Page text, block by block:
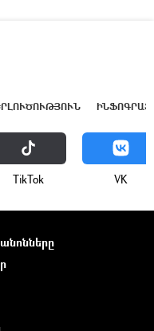
ТikТоk VK